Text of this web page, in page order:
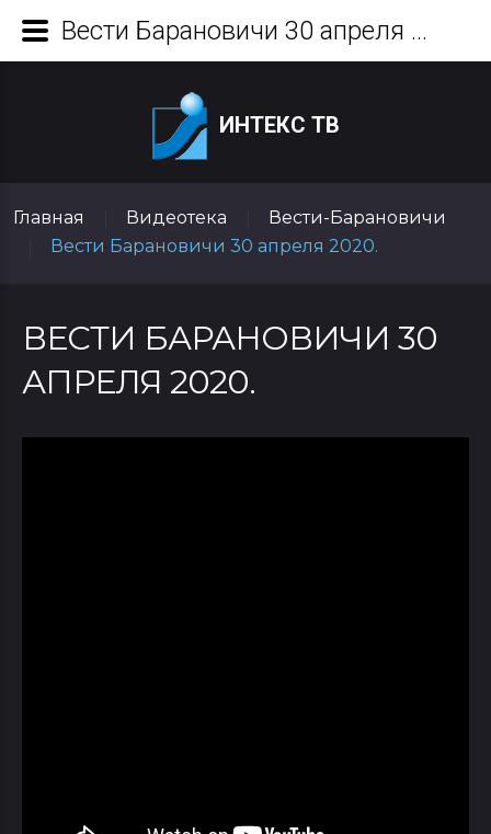
ИНТЕКС ТВ
Главная Видеотека
Вести-Барановичи
Вести Барановичи 30 апреля 2020.
ВЕСТИ БАРАНОВИЧИ 30
АПРЕЛЯ 2020.
Вести Барановичи 30 апреля 2020.